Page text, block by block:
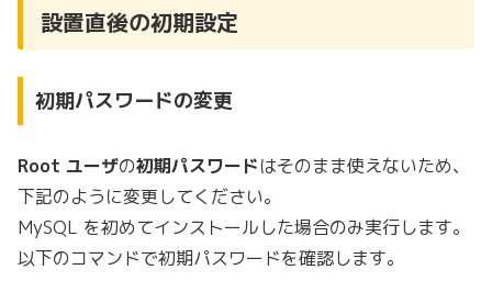
設置直後の初期設定
初期パスワードの変更
Root ユーザの初期パスワードはそのまま使えないため、
下記のように変更してください。
MySQL を初めてインストールした場合のみ実行します。
以下のコマンドで初期パスワードを確認します。